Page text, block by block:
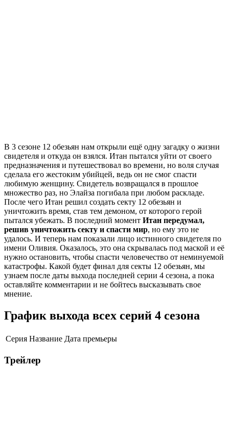
В 3 сезоне 12 обезьян нам открыли ещё одну загадку о жизни
свидетеля и откуда он взялся. Итан пытался уйти от своего
предназначения и путешествовал во времени, но воля случая
сделала его жестоким убийцей, ведь он не смог спасти
любимую женщину. Свидетель возвращался в прошлое
множество раз, но Элайза погибала при любом раскладе.
После чего Итан решил создать секту 12 обезьян и
уничтожить время, став тем демоном, от которого герой
пытался убежать. В последний момент Итан передумал,
решив уничтожить секту и спасти мир, но ему это не
удалось. И теперь нам показали лицо истинного свидетеля по
имени Оливия. Оказалось, это она скрывалась под маской и её
нужно остановить, чтобы спасти человечество от неминуемой
катастрофы. Какой будет финал для секты 12 обезьян, мы
узнаем после даты выхода последней серии 4 сезона, а пока
оставляйте комментарии и не бойтесь высказывать свое
мнение.
График выхода всех серий 4 сезона
Серия Название Дата премьеры
Трейлер